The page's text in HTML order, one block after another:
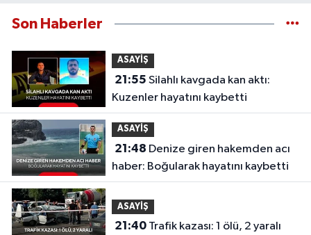
Son Haberler
ASAYİŞ
21:55
Kuzenler hayatını kaybetti
ASAYİŞ
21:48
haber: Boğularak hayatını kaybetti
ASAYİŞ
21:40 Trafik kazası: 1 ölü, 2 yaralı